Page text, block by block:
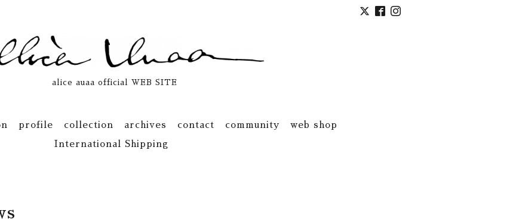
alice auaa official WEB SITE
profile collection archives contact community web shop
International Shipping